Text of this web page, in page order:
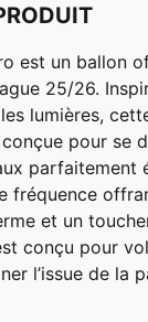
est un ballon
25/26.
lumières,
pour se
parfaitement
fréquence
et un
conçu pour
l’issue de la